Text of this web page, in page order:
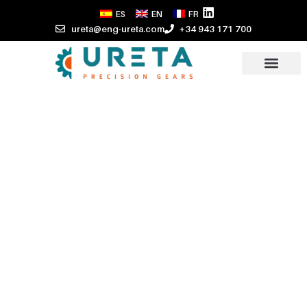
ES EN FR
ureta@eng-ureta.com +34 943 171 700